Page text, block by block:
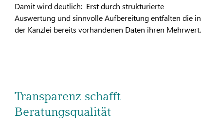
Damit wird deutlich: Erst durch strukturierte
Auswertung und sinnvolle Aufbereitung entfalten die in
der Kanzlei bereits vorhandenen Daten ihren Mehrwert.
Transparenz schafft
Beratungsqualität